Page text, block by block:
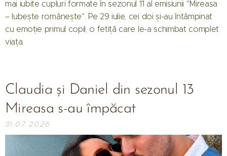
mai iubite cupluri formate în sezonul 11 al emisiunii "Mireasa
– Iubește românește". Pe 29 iulie, cei doi și-au întâmpinat
cu emoție primul copil, o fetiță care le-a schimbat complet
viața.
Claudia și Daniel din sezonul 13
Mireasa s-au împăcat
31.07.2026